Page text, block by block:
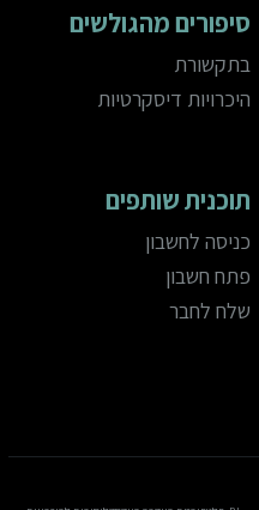
סיפורים מהגולשים
בתקשורת
היכרויות דיסקרטיות
תוכנית שותפים
כניסה לחשבון
פתח חשבון
שלח לחבר